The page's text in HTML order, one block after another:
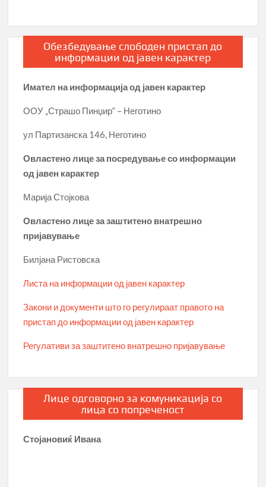
Обезбедување слободен пристап до
информации од јавен карактер
Имател на информација од јавен карактер
ООУ „Страшо Пинџир“ – Неготино
ул Партизанска 146, Неготино
Овластено лице за посредување со информации
од јавен карактер
Марија Стојкова
Овластено лице за заштитено внатрешно
пријавување
Билјана Ристовска
Листа на информации од јавен карактер
Закони и документи што го регулираат правото на
пристап до информации од јавен карактер
Регулативи за заштитено внатрешно пријавување
Лице одговорно за комуникација со
лица со попреченост
Стојановиќ Ивана